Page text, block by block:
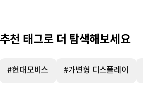
추천 태그로 더 탐색해보세요
#현대모비스 #가변형 디스플레이